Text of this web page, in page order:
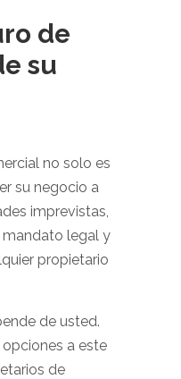
de
su
no solo es
su negocio a
imprevistas,
mandato legal y
propietario
de usted.
a este
de